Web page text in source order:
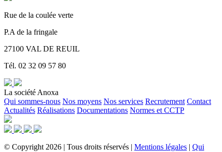
Rue de la coulée verte
P.A de la fringale
27100 VAL DE REUIL
Tél. 02 32 09 57 80
La société Anoxa
Qui sommes-nous Nos moyens Nos services Recrutement Contact
Actualités Réalisations Documentations Normes et CCTP
© Copyright 2026 | Tous droits réservés | Mentions légales | Qui